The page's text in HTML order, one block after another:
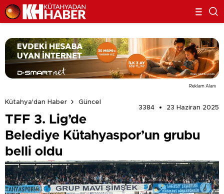
Reklam Alanı
Kütahya'dan Haber
Güncel
3384
23 Haziran 2025
TFF 3. Lig’de
Belediye Kütahyaspor’un grubu
belli oldu